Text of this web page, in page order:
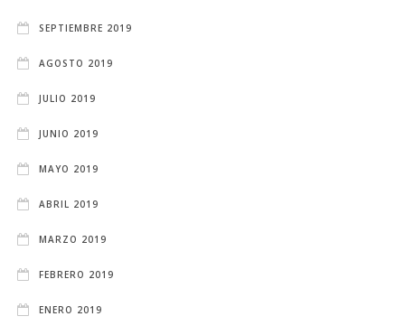
SEPTIEMBRE 2019
AGOSTO 2019
JULIO 2019
JUNIO 2019
MAYO 2019
ABRIL 2019
MARZO 2019
FEBRERO 2019
ENERO 2019